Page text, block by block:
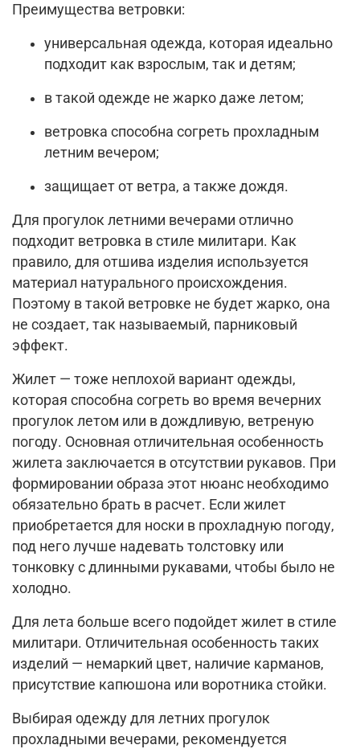
Преимущества ветровки:
универсальная одежда, которая идеально
подходит как взрослым, так и детям;
в такой одежде не жарко даже летом;
ветровка способна согреть прохладным
летним вечером;
защищает от ветра, а также дождя.
Для прогулок летними вечерами отлично
подходит ветровка в стиле милитари. Как
правило, для отшива изделия используется
материал натурального происхождения.
Поэтому в такой ветровке не будет жарко, она
не создает, так называемый, парниковый
эффект.
Жилет — тоже неплохой вариант одежды,
которая способна согреть во время вечерних
прогулок летом или в дождливую, ветреную
погоду. Основная отличительная особенность
жилета заключается в отсутствии рукавов. При
формировании образа этот нюанс необходимо
обязательно брать в расчет. Если жилет
приобретается для носки в прохладную погоду,
под него лучше надевать толстовку или
тонковку с длинными рукавами, чтобы было не
холодно.
Для лета больше всего подойдет жилет в стиле
милитари. Отличительная особенность таких
изделий — немаркий цвет, наличие карманов,
присутствие капюшона или воротника стойки.
Выбирая одежду для летних прогулок
прохладными вечерами, рекомендуется